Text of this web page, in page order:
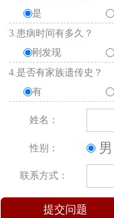
是
3.患病时间有多久？
刚发现
4.是否有家族遗传史？
有
姓名：
性别： 男
联系方式：